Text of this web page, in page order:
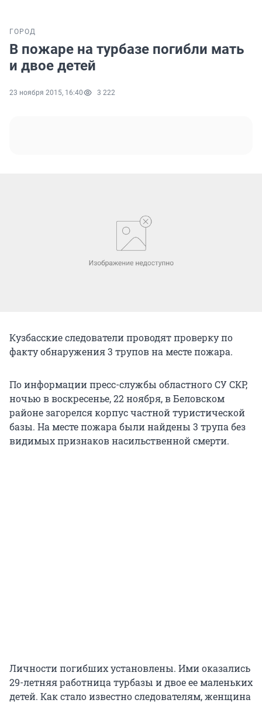
ГОРОД
В пожаре на турбазе погибли мать
и двое детей
23 ноября 2015, 16:40 3 222
Кузбасские следователи проводят проверку по
факту обнаружения 3 трупов на месте пожара.
По информации пресс-службы областного СУ СКР,
ночью в воскресенье, 22 ноября, в Беловском
районе загорелся корпус частной туристической
базы. На месте пожара были найдены 3 трупа без
видимых признаков насильственной смерти.
Личности погибших установлены. Ими оказались
29-летняя работница турбазы и двое ее маленьких
детей. Как стало известно следователям, женщина